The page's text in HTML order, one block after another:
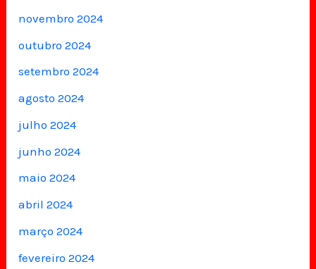
novembro 2024
outubro 2024
setembro 2024
agosto 2024
julho 2024
junho 2024
maio 2024
abril 2024
março 2024
fevereiro 2024